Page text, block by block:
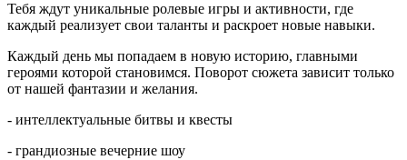
Тебя ждут уникальные ролевые игры и активности, где
каждый реализует свои таланты и раскроет новые навыки.
Каждый день мы попадаем в новую историю, главными
героями которой становимся. Поворот сюжета зависит только
от нашей фантазии и желания.
- интеллектуальные битвы и квесты
- грандиозные вечерние шоу